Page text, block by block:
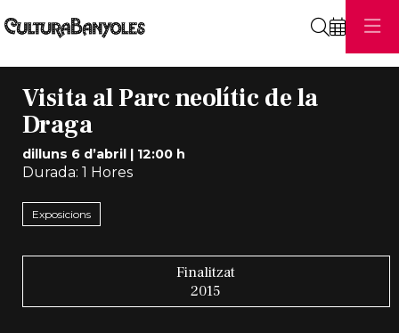
Visita al Parc neolític de la
Draga
dilluns 6 d’abril| 12:00 h
Durada: 1 Hores
Exposicions
Finalitzat
2015